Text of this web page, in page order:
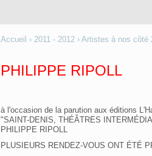
Accueil › 2011 - 2012› Artistes à nos côté
PHILIPPE RIPOLL
à l'occasion de la parution aux éditions
"SAINT-DENIS, THÉÂTRES
PHILIPPE RIPOLL
PLUSIEURS RENDEZ-VOUS ONT ÉTÉ